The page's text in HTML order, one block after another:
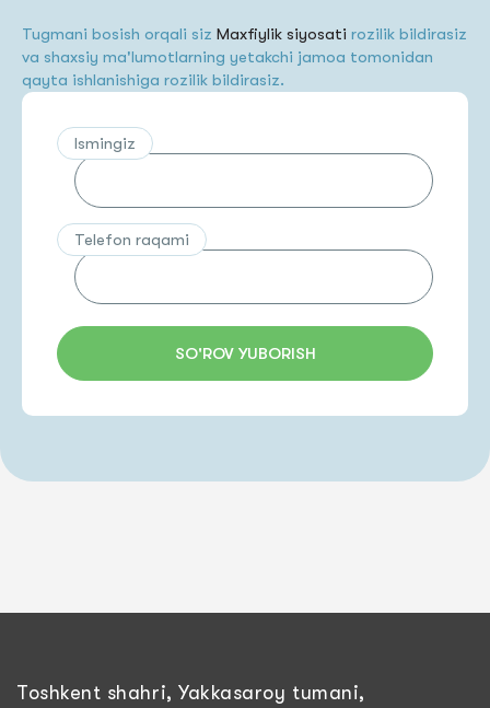
Tugmani bosish orqali siz Maxfiylik siyosati rozilik bildirasiz
va shaxsiy ma'lumotlarning yetakchi jamoa tomonidan
qayta ishlanishiga rozilik bildirasiz.
Ismingiz
Telefon raqami
SO'ROV YUBORISH
Toshkent shahri, Yakkasaroy tumani,